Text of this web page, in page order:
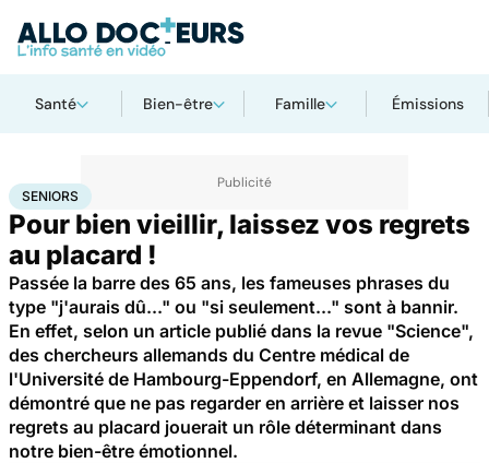
Santé Bien-être Famille Émissions
AccueilSanté
SENIORS
Pour bien vieillir, laissez vos regrets
au placard !
Passée la barre des 65 ans, les fameuses phrases du
type "j'aurais dû..." ou "si seulement..." sont à bannir.
En effet, selon un article publié dans la revue "Science",
des chercheurs allemands du Centre médical de
l'Université de Hambourg-Eppendorf, en Allemagne, ont
démontré que ne pas regarder en arrière et laisser nos
regrets au placard jouerait un rôle déterminant dans
notre bien-être émotionnel.